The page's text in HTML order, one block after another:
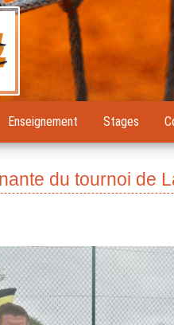
Enseignement Stages
du tournoi de